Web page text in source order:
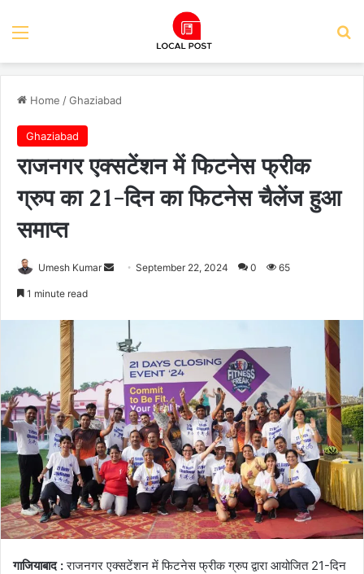
Menu
Home /Ghaziabad
Ghaziabad
राजनगर एक्सटेंशन में फिटनेस फ्रीक
ग्रुप का 21-दिन का फिटनेस चैलेंज हुआ
समाप्त
Umesh Kumar
SendSeptember 22, 2024 0 65
1 minute read
गाजियाबाद :राजनगर एक्सटेंशन में फिटनेस फ्रीक ग्रुप द्वारा आयोजित 21-दिन